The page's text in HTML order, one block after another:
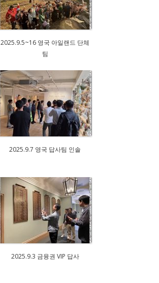
2025.9.5~16 영국 아일랜드 단체
팀
2025.9.7 영국 답사팀 인솔
2025.9.3 금융권 VIP 답사